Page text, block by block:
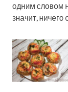
одним словом
значит, ничего